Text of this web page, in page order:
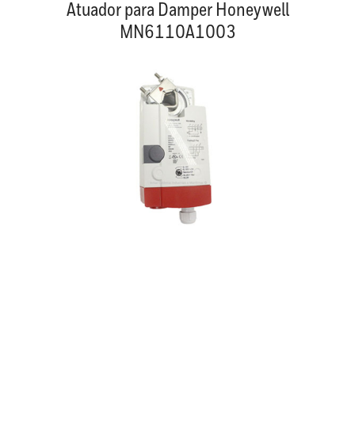
Atuador para Damper Honeywell
MN6110A1003